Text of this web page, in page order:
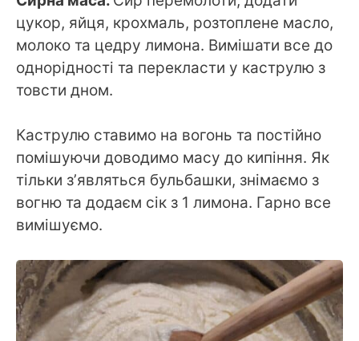
цукор, яйця, крохмаль, розтоплене масло,
молоко та цедру лимона. Вимішати все до
однорідності та перекласти у каструлю з
товсти дном.
Каструлю ставимо на вогонь та постійно
помішуючи доводимо масу до кипіння. Як
тільки зʼявляться бульбашки, знімаємо з
вогню та додаєм сік з 1 лимона. Гарно все
вимішуємо.